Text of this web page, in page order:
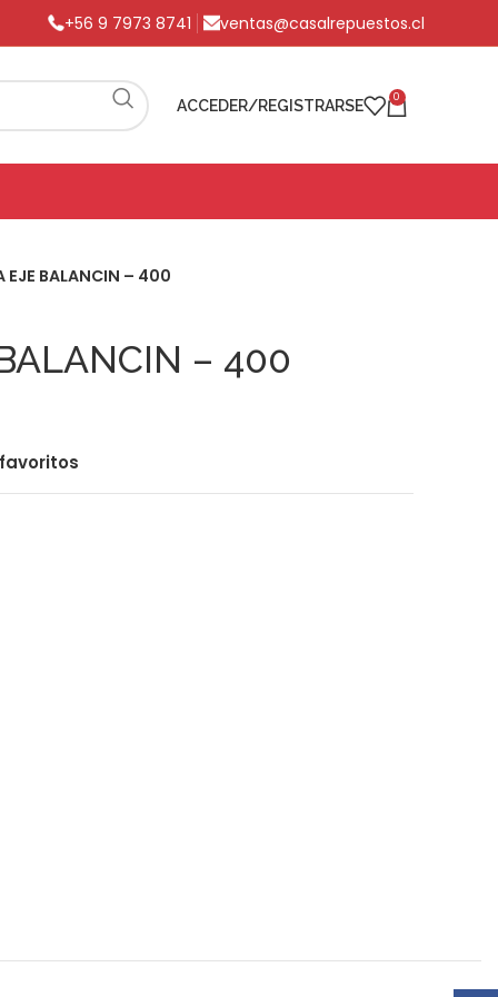
+56 9 7973 8741 ventas@casalrepuestos.cl
ACCEDER/REGISTRARSE 0
EJE BALANCIN – 400
– 400